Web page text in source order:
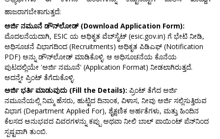
ಹಾಜರಾಗಬೇಕಾಗುತ್ತದೆ:
ಅರ್ಜಿ ನಮೂನೆ ಡೌನ್‌ಲೋಡ್ (Download Application Form):
ಮೊದಲನೆಯದಾಗಿ, ESIC ಯ ಅಧಿಕೃತ ವೆಬ್‌ಸೈಟ್ (esic.gov.in) ಗೆ ಭೇಟಿ ನೀಡಿ,
ಅಧಿಸೂಚನೆ ವಿಭಾಗದಿಂದ (Recruitments) ಅಧಿಕೃತ ಪಿಡಿಎಫ್ (Notification
PDF) ಅನ್ನು ಡೌನ್‌ಲೋಡ್ ಮಾಡಿಕೊಳ್ಳಿ. ಆ ಅಧಿಸೂಚನೆಯ ಕೊನೆಯ
ಪುಟದಲ್ಲಿಯೇ 'ಅರ್ಜಿ ನಮೂನೆ' (Application Format) ನೀಡಲಾಗಿರುತ್ತದೆ.
ಅದನ್ನೇ ಪ್ರಿಂಟ್ ತೆಗೆದುಕೊಳ್ಳಿ.
ಅರ್ಜಿ ಭರ್ತಿ ಮಾಡುವುದು (Fill the Details): ಪ್ರಿಂಟ್ ತೆಗೆದ ಅರ್ಜಿ
ನಮೂನೆಯಲ್ಲಿ ನಿಮ್ಮ ಹೆಸರು, ಹುಟ್ಟಿದ ದಿನಾಂಕ, ವಿಳಾಸ, ನೀವು ಅರ್ಜಿ ಸಲ್ಲಿಸುತ್ತಿರುವ
ವಿಭಾಗ (Department Applied For), ಶೈಕ್ಷಣಿಕ ಅರ್ಹತೆಗಳು, ಮತ್ತು ಹಿಂದಿನ
ಕೆಲಸದ ಅನುಭವದ ವಿವರಗಳನ್ನು ಕಪ್ಪು ಅಥವಾ ನೀಲಿ ಬಾಲ್ ಪಾಯಿಂಟ್ ಪೆನ್‌ನಿಂದ
ಸ್ಪಷ್ಟವಾಗಿ ತುಂಬಿ.